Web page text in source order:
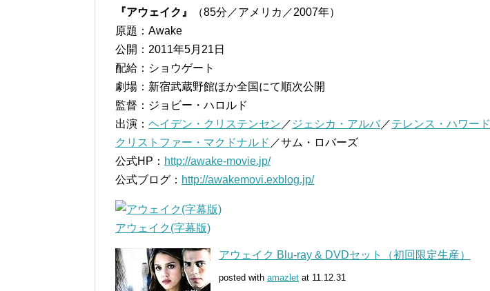
『アウェイク』
（85分／アメリカ／2007年）
原題：Awake
公開：2011年5月21日
配給：ショウゲート
劇場：新宿武蔵野館ほか全国にて順次公開
監督：ジョビー・ハロルド
出演： ヘイデン・クリステンセン ／ ジェシカ・アルバ／テレンス・ハワード
クリストファー・マクドナルド ／サム・ロバーズ
公式HP： http://awake-movie.jp/
公式ブログ： http://awakemovi.exblog.jp/
アウェイク(字幕版)
アウェイク Blu-ray & DVDセット（初回限定生産）
posted with amazlet at 11.12.31